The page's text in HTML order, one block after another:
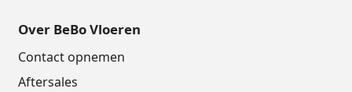
Over BeBo Vloeren
Contact opnemen
Aftersales